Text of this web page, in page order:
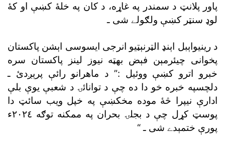
پاور پلانټ د سمندر په غاړه، د کان په خلۀ کښې او کۀ
لوډ سنټر کښې ولګولے شى ـ
د رينيواېبل اېنډ الټرنېټيو انرجى ايسوسى اېشن پاکستان
پخوانى چيئرمېن فېض بهټه نيوز لينز پاکستان سره
خبرو اترو کښې ووئيل :” د ماهرانو رائې پرېږدئ ـ
دلچسپه خبره خو دا ده چې د توانائۍ د شعبې يوې بلې
ادارې نيپرا څۀ موده مخکښې په خپل ويب سائټ دا
پوسټ کړل چې د بجلۍ بحران په ممکنه توګه ٢٠٢٤ء
پورې ختمېدے شى ـ “